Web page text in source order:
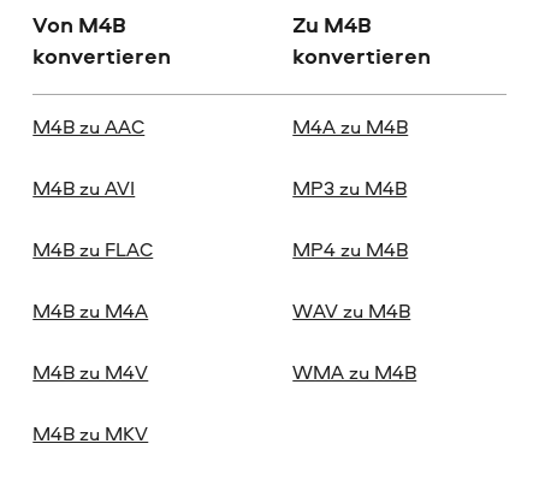
Von M4B
konvertieren
Zu M4B
konvertieren
M4B zu AAC
M4B zu AVI
M4B zu FLAC
M4B zu M4A
M4B zu M4V
M4B zu MKV
M4A zu M4B
MP3 zu M4B
MP4 zu M4B
WAV zu M4B
WMA zu M4B